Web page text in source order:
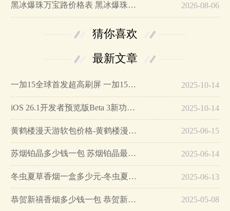
黑冰爆珠万宝路价格表 黑冰爆珠万宝路多少钱… 2026-08-06
猜你喜欢
最新文章
一加15全球首发超高刷屏 一加15参数详细配置… 2025-10-14
iOS 26.1开发者预览版Beta 3新功能详解… 2025-10-14
黄鹤楼漫天游软包价格-黄鹤楼漫天游软包多少钱一盒… 2025-06-15
苏烟铂晶多少钱一包 苏烟铂晶最新价格… 2025-06-14
冬虫夏草香烟一盒多少元-冬虫夏草香烟一盒多少元2025最新价格… 2025-06-13
恭贺新禧香烟多少钱一包 恭贺新禧香烟价格表和图片… 2025-05-08